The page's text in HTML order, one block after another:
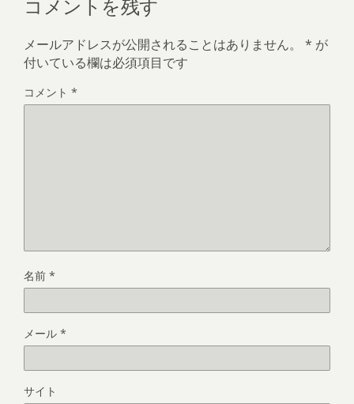
メールアドレスが公開されることはありません。 * が
付いている欄は必須項目です
コメント *
名前 *
メール *
サイト